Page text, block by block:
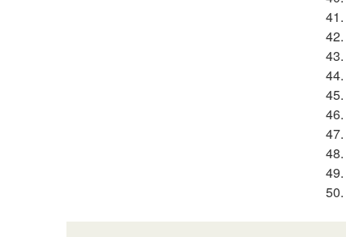
41.
42.
43.
44.
45.
46.
47.
48.
49.
50.